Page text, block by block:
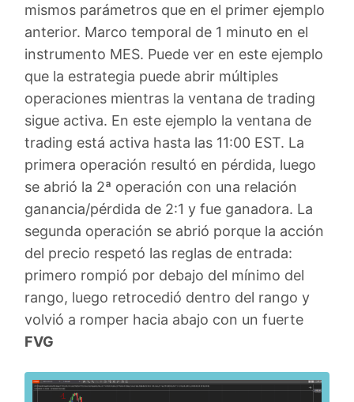
mismos parámetros que en el primer ejemplo
anterior. Marco temporal de 1 minuto en el
instrumento MES. Puede ver en este ejemplo
que la estrategia puede abrir múltiples
operaciones mientras la ventana de trading
sigue activa. En este ejemplo la ventana de
trading está activa hasta las 11:00 EST. La
primera operación resultó en pérdida, luego
se abrió la 2ª operación con una relación
ganancia/pérdida de 2:1 y fue ganadora. La
segunda operación se abrió porque la acción
del precio respetó las reglas de entrada:
primero rompió por debajo del mínimo del
rango, luego retrocedió dentro del rango y
volvió a romper hacia abajo con un fuerte
FVG